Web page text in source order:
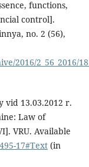
functions,
control].
no. 2 (56),
2016/2_56_2016/
vid 13.03.2012 r.
Law of
VRU. Available
17#Text(in